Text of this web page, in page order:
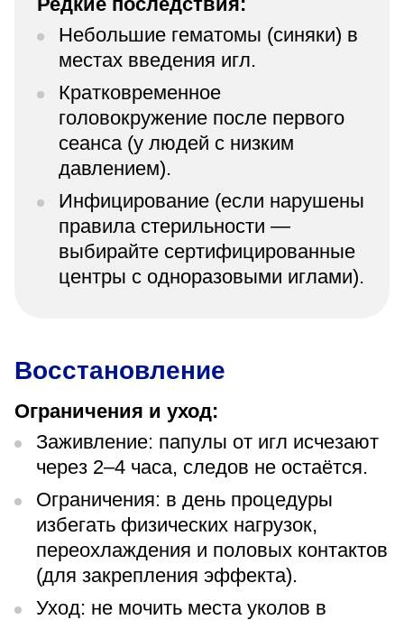
Небольшие гематомы (синяки) в
местах введения игл.
Кратковременное
головокружение после первого
сеанса (у людей с низким
давлением).
Инфицирование (если нарушены
правила стерильности —
выбирайте сертифицированные
центры с одноразовыми иглами).
Восстановление
Ограничения и уход:
Заживление: папулы от игл исчезают
через 2–4 часа, следов не остаётся.
Ограничения: в день процедуры
избегать физических нагрузок,
переохлаждения и половых контактов
(для закрепления эффекта).
Уход: не мочить места уколов в